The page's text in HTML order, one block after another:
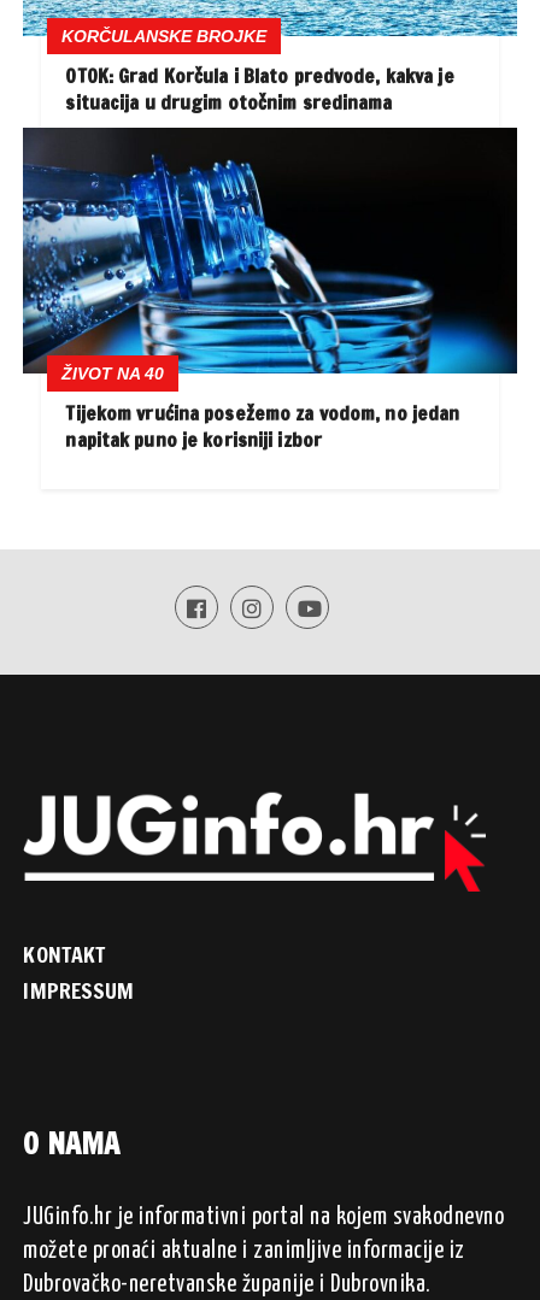
KORČULANSKE BROJKE
OTOK: Grad Korčula i Blato predvode, kakva je
situacija u drugim otočnim sredinama
ŽIVOT NA 40
Tijekom vrućina posežemo za vodom, no jedan
napitak puno je korisniji izbor
KONTAKT
IMPRESSUM
O NAMA
JUGinfo.hr je informativni portal na kojem svakodnevno
možete pronaći aktualne i zanimljive informacije iz
Dubrovačko-neretvanske županije i Dubrovnika.